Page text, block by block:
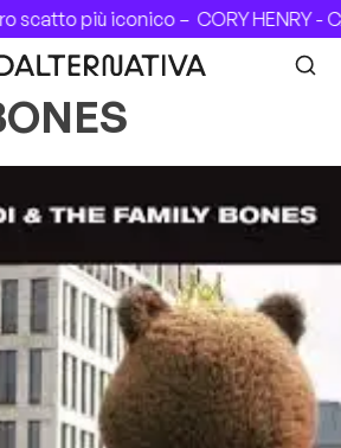
scatto più iconico –CORY HENRY -